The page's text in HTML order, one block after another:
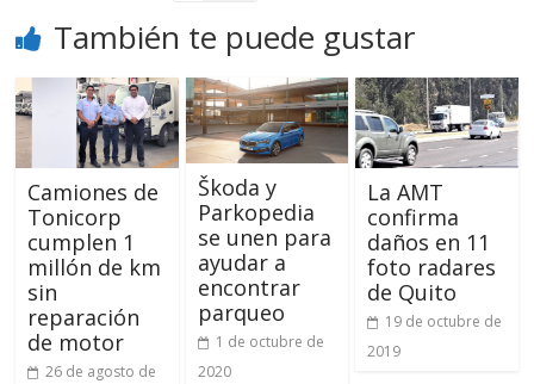
También te puede gustar
Camiones de
Tonicorp
cumplen 1
millón de km
sin
reparación
de motor
26 de agosto de
Škoda y
Parkopedia
se unen para
ayudar a
encontrar
parqueo
1 de octubre de
2020
La AMT
confirma
daños en 11
foto radares
de Quito
19 de octubre de
2019